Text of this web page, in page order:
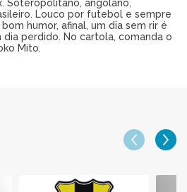
Soteropolitano, angolano,
Louco por futebol e sempre
humor, afinal, um dia sem rir é
dia perdido. No cartola, comanda o
Mito.